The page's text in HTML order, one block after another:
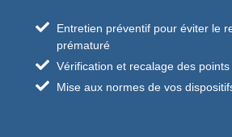
Entretien préventif pour éviter le
prématuré
Vérification et recalage des
Mise aux normes de vos